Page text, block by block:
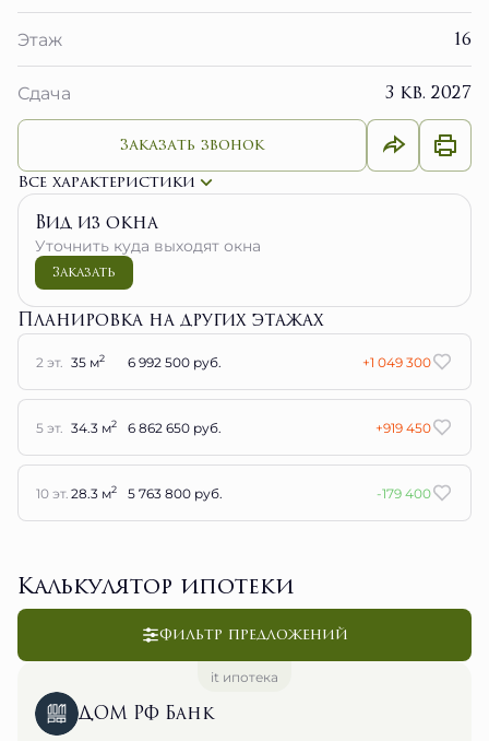
Этаж 16
Сдача 3 кв. 2027
Заказать звонок
Все характеристики
Вид из окна
Уточнить куда выходят окна
Заказать
Планировка на других этажах
2 эт. 35 м2 6 992 500 руб. +1 049 300
5 эт. 34.3 м2 6 862 650 руб. +919 450
10 эт. 28.3 м2 5 763 800 руб. -179 400
Калькулятор ипотеки
Фильтр предложений
it ипотека
ДОМ РФ Банк